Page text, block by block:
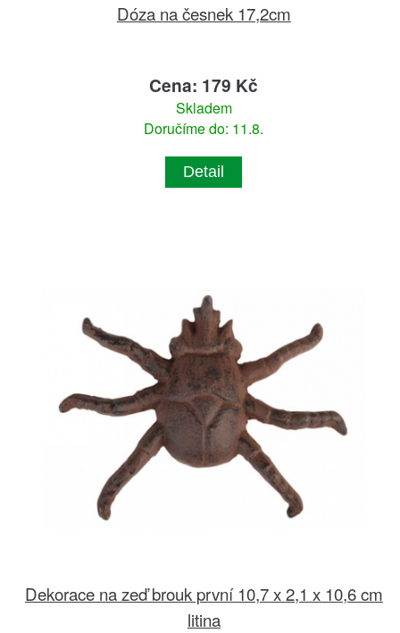
Dóza na česnek 17,2cm
Cena: 179 Kč
Skladem
Doručíme do: 11.8.
Detail
Dekorace na zeď brouk první 10,7 x 2,1 x 10,6 cm
litina